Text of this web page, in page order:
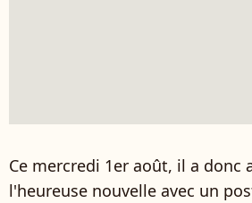
Ce mercredi 1er août, il a donc
l'heureuse nouvelle avec un